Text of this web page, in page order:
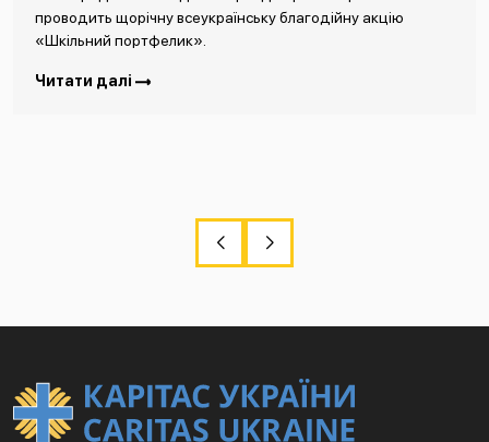
проводить щорічну всеукраїнську благодійну акцію
«Шкільний портфелик».
Читати далі